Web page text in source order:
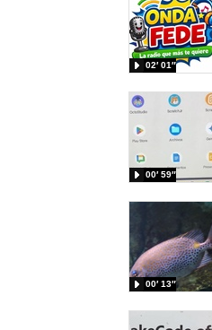
02′ 01″
00′ 59″
00′ 13″